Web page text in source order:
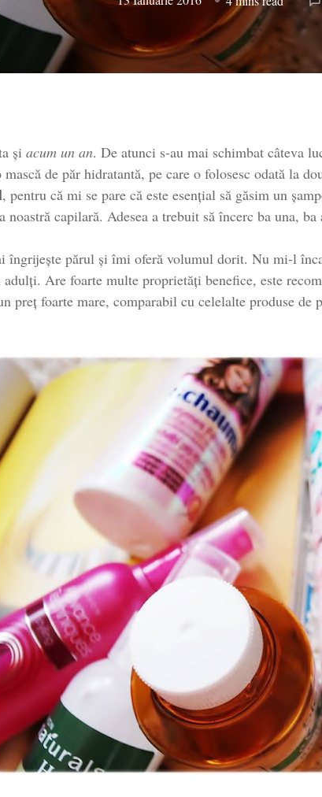
și acum un an. De atunci s-au mai schimbat câteva
de păr hidratantă, pe care o folosesc odată la
, pentru că mi se pare că este esențial să găsim un
noastră capilară. Adesea a trebuit să încerc ba una,
îngrijește părul și îmi oferă volumul dorit. Nu mi-l
adulți. Are foarte multe proprietăți benefice, este
preț foarte mare, comparabil cu celelalte produse